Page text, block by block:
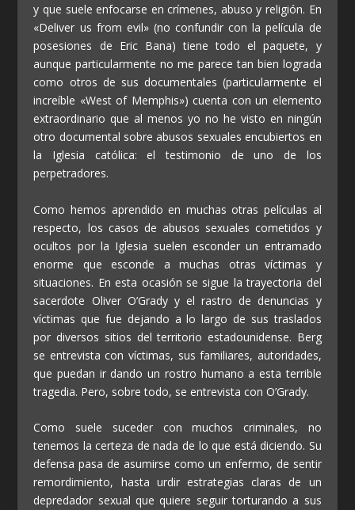
y que suele enfocarse en crímenes, abuso y religión. En
«Deliver us from evil» (no confundir con la película de
posesiones de Eric Bana) tiene todo el paquete, y
aunque particularmente no me parece tan bien lograda
como otros de sus documentales (particularmente el
increíble «West of Memphis») cuenta con un elemento
extraordinario que al menos yo no he visto en ningún
otro documental sobre abusos sexuales encubiertos en
la Iglesia católica: el testimonio de uno de los
perpetradores.
Como hemos aprendido en muchas otras películas al
respecto, los casos de abusos sexuales cometidos y
ocultos por la Iglesia suelen esconder un entramado
enorme que esconde a muchas otras víctimas y
situaciones. En esta ocasión se sigue la trayectoria del
sacerdote Oliver O’Grady y el rastro de denuncias y
víctimas que fue dejando a lo largo de sus traslados
por diversos sitios del territorio estadounidense. Berg
se entrevista con víctimas, sus familiares, autoridades,
que puedan ir dando un rostro humano a esta terrible
tragedia. Pero, sobre todo, se entrevista con O’Grady.
Como suele suceder con muchos criminales, no
tenemos la certeza de nada de lo que está diciendo. Su
defensa pasa de asumirse como un enfermo, de sentir
remordimiento, hasta urdir estrategias claras de un
depredador sexual que quiere seguir torturando a sus